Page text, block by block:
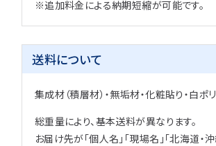
※追加料金による納期短縮が可能です。
送料について
集成材（積層材）・無垢材・化粧貼り・白ポ
総重量により、基本送料が異なります。
お届け先が「個人名」「現場名」「北海道・